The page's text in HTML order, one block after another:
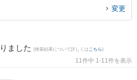
すめです。
変更
ました (検索結果について詳しくは こちら)
11件中 1-11件を表示